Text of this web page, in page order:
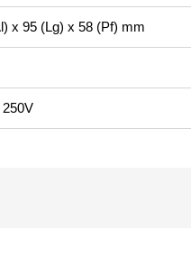
x 95 (Lg) x 58 (Pf) mm